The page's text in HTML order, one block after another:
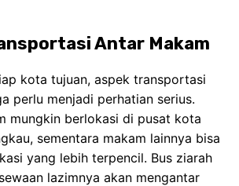
Antar Makam
kota tujuan, aspek transportasi
perlu menjadi perhatian serius.
mungkin berlokasi di pusat kota
sementara makam lainnya bisa
yang lebih terpencil. Bus ziarah
lazimnya akan mengantar